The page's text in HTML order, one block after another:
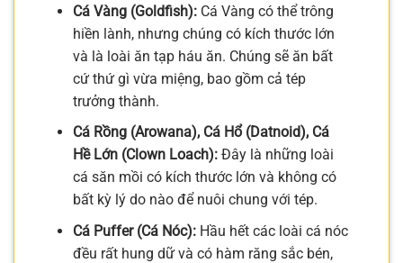
Cá Vàng (Goldfish):Cá Vàng có thể trông
hiền lành, nhưng chúng có kích thước lớn
và là loài ăn tạp háu ăn. Chúng sẽ ăn bất
cứ thứ gì vừa miệng, bao gồm cả tép
trưởng thành.
Cá Rồng (Arowana), Cá Hổ (Datnoid), Cá
Hề Lớn (Clown Loach):Đây là những loài
cá săn mồi có kích thước lớn và không có
bất kỳ lý do nào để nuôi chung với tép.
Cá Puffer (Cá Nóc):Hầu hết các loài cá nóc
đều rất hung dữ và có hàm răng sắc bén,